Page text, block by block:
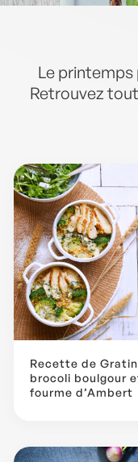
Le printemps
Retrouvez
Recette de
brocoli boulgour
fourme d’Ambert